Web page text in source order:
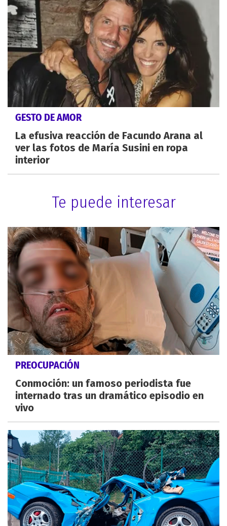
GESTO DE AMOR
La efusiva reacción de Facundo Arana al
ver las fotos de María Susini en ropa
interior
Te puede interesar
PREOCUPACIÓN
Conmoción: un famoso periodista fue
internado tras un dramático episodio en
vivo